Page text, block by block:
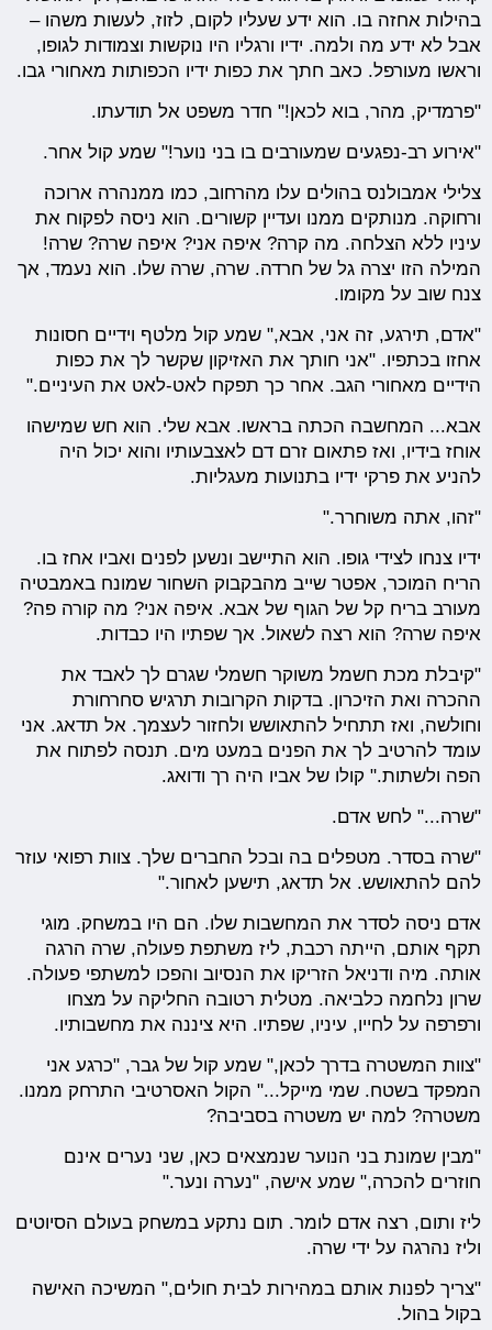
בהילות אחזה בו. הוא ידע שעליו לקום, לזוז, לעשות משהו –
אבל לא ידע מה ולמה. ידיו ורגליו היו נוקשות וצמודות לגופו,
וראשו מעורפל. כאב חתך את כפות ידיו הכפותות מאחורי גבו.
"פרמדיק, מהר, בוא לכאן!" חדר משפט אל תודעתו.
"אירוע רב-נפגעים שמעורבים בו בני נוער!" שמע קול אחר.
צלילי אמבולנס בהולים עלו מהרחוב, כמו ממנהרה ארוכה
ורחוקה. מנותקים ממנו ועדיין קשורים. הוא ניסה לפקוח את
עיניו ללא הצלחה. מה קרה? איפה אני? איפה שרה? שרה!
המילה הזו יצרה גל של חרדה. שרה, שרה שלו. הוא נעמד, אך
צנח שוב על מקומו.
"אדם, תירגע, זה אני, אבא," שמע קול מלטף וידיים חסונות
אחזו בכתפיו. "אני חותך את האזיקון שקשר לך את כפות
הידיים מאחורי הגב. אחר כך תפקח לאט-לאט את העיניים."
אבא... המחשבה הכתה בראשו. אבא שלי. הוא חש שמישהו
אוחז בידיו, ואז פתאום זרם דם לאצבעותיו והוא יכול היה
להניע את פרקי ידיו בתנועות מעגליות.
"זהו, אתה משוחרר."
ידיו צנחו לצידי גופו. הוא התיישב ונשען לפנים ואביו אחז בו.
הריח המוכר, אפטר שייב מהבקבוק השחור שמונח באמבטיה
מעורב בריח קל של הגוף של אבא. איפה אני? מה קורה פה?
איפה שרה? הוא רצה לשאול. אך שפתיו היו כבדות.
"קיבלת מכת חשמל משוקר חשמלי שגרם לך לאבד את
ההכרה ואת הזיכרון. בדקות הקרובות תרגיש סחרחורת
וחולשה, ואז תתחיל להתאושש ולחזור לעצמך. אל תדאג. אני
עומד להרטיב לך את הפנים במעט מים. תנסה לפתוח את
הפה ולשתות." קולו של אביו היה רך ודואג.
"שרה..." לחש אדם.
"שרה בסדר. מטפלים בה ובכל החברים שלך. צוות רפואי עוזר
להם להתאושש. אל תדאג, תישען לאחור."
אדם ניסה לסדר את המחשבות שלו. הם היו במשחק. מוגי
תקף אותם, הייתה רכבת, ליז משתפת פעולה, שרה הרגה
אותה. מיה ודניאל הזריקו את הנסיוב והפכו למשתפי פעולה.
שרון נלחמה כלביאה. מטלית רטובה החליקה על מצחו
ורפרפה על לחייו, עיניו, שפתיו. היא ציננה את מחשבותיו.
"צוות המשטרה בדרך לכאן," שמע קול של גבר, "כרגע אני
המפקד בשטח. שמי מייקל..." הקול האסרטיבי התרחק ממנו.
משטרה? למה יש משטרה בסביבה?
"מבין שמונת בני הנוער שנמצאים כאן, שני נערים אינם
חוזרים להכרה," שמע אישה, "נערה ונער."
ליז ותום, רצה אדם לומר. תום נתקע במשחק בעולם הסיוטים
וליז נהרגה על ידי שרה.
"צריך לפנות אותם במהירות לבית חולים," המשיכה האישה
בקול בהול.